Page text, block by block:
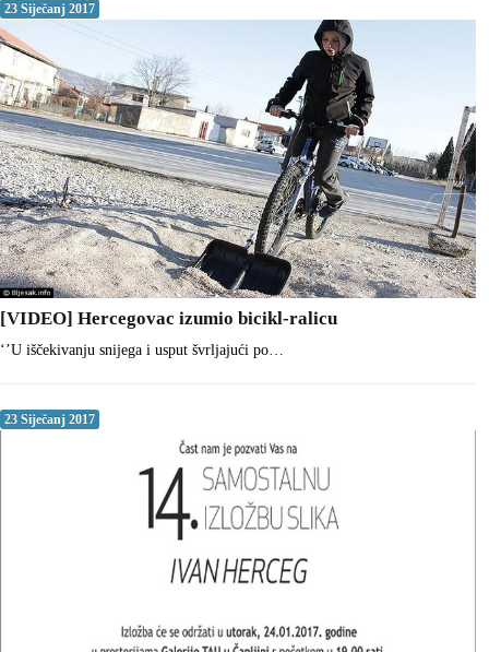
23 Siječanj 2017
[VIDEO] Hercegovac izumio bicikl-ralicu
‘’U iščekivanju snijega i usput švrljajući po…
23 Siječanj 2017